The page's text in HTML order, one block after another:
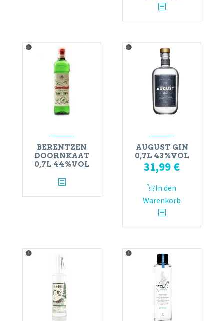
BERENTZEN
DOORNKAAT
0,7L 44%VOL
AUGUST GIN
0,7L 43%VOL
31,99 €
In den
Warenkorb